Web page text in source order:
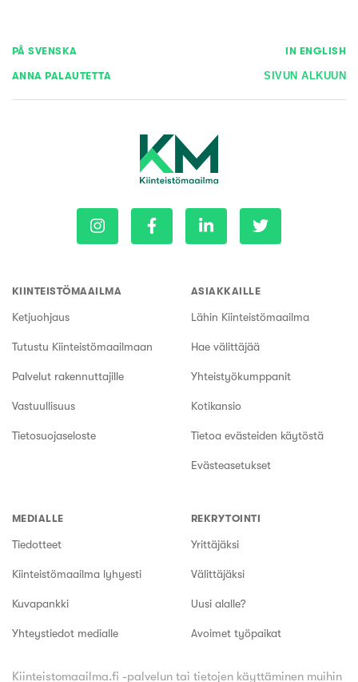
PÅ SVENSKA IN ENGLISH
ANNA PALAUTETTA SIVUN ALKUUN
KIINTEISTÖMAAILMA
Ketjuohjaus
Tutustu Kiinteistömaailmaan
Palvelut rakennuttajille
Vastuullisuus
Tietosuojaseloste
ASIAKKAILLE
Lähin Kiinteistömaailma
Hae välittäjää
Yhteistyökumppanit
Kotikansio
Tietoa evästeiden käytöstä
Evästeasetukset
MEDIALLE
Tiedotteet
Kiinteistömaailma lyhyesti
Kuvapankki
Yhteystiedot medialle
REKRYTOINTI
Yrittäjäksi
Välittäjäksi
Uusi alalle?
Avoimet työpaikat
Kiinteistomaailma.fi -palvelun tai tietojen käyttäminen muihin